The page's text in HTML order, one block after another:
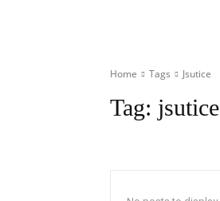
Home Tags Jsutice
Tag: jsutice